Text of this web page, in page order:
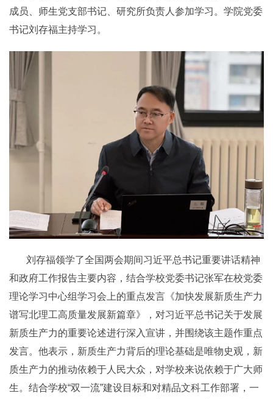
成员、师生党支部书记、研究所负责人参加学习。学院党委
书记刘存福主持学习。
刘存福领学了全国两会期间习近平总书记重要讲话精神
和政府工作报告主要内容，结合学校党委书记张军在校党委
理论学习中心组学习会上的重点发言《加快发展新质生产力
谱写北理工高质量发展新篇章》
，对习近平总书记关于发展
新质生产力的重要论述进行深入宣讲，并围绕该主题作重点
发言。他表示，新质生产力背后的理论基础是唯物史观，新
质生产力的推动依赖于人民大众，对学校来说依赖于广大师
生。结合学校“双一流”建设目标和对精品文科工作部署，一